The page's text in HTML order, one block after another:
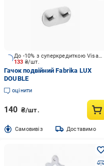
133 ₴/шт.
До -10% з суперкредиткою Visa Вигода
Гачок подвійний Fabrika LUX
DOUBLE
оцінити
140 ₴/шт.
Cамовивіз Доставимо